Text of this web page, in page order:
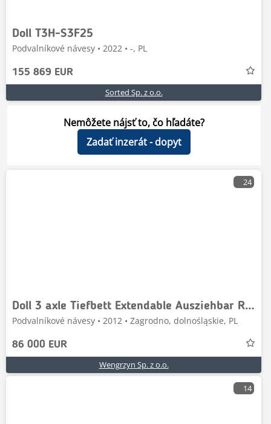
Doll T3H-S3F25
Podvalníkové návesy • 2022 • -, PL
155 869 EUR
Sorted Sp. z o.o.
Nemôžete nájsť to, čo hľadáte?
Zadať inzerát - dopyt
24
Doll 3 axle Tiefbett Extendable Ausziehbar Rozciągana
Podvalníkové návesy • 2012 • Zagrodno, dolnośląskie, PL
86 000 EUR
Wengrzyn Sp. z o.o.
14